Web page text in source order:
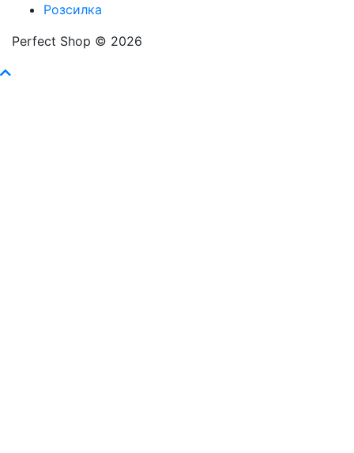
Розсилка
Perfect Shop © 2026